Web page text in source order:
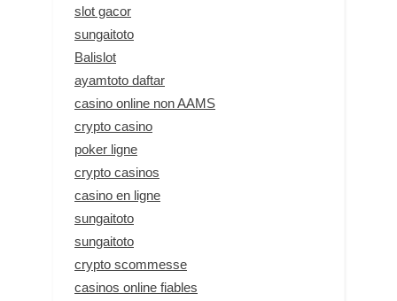
slot gacor
sungaitoto
Balislot
ayamtoto daftar
casino online non AAMS
crypto casino
poker ligne
crypto casinos
casino en ligne
sungaitoto
sungaitoto
crypto scommesse
casinos online fiables